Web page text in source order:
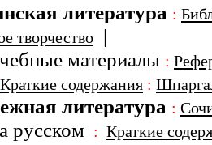
литература :
творчество |
материалы :
Краткие содержания :
литература :
русском : Краткие